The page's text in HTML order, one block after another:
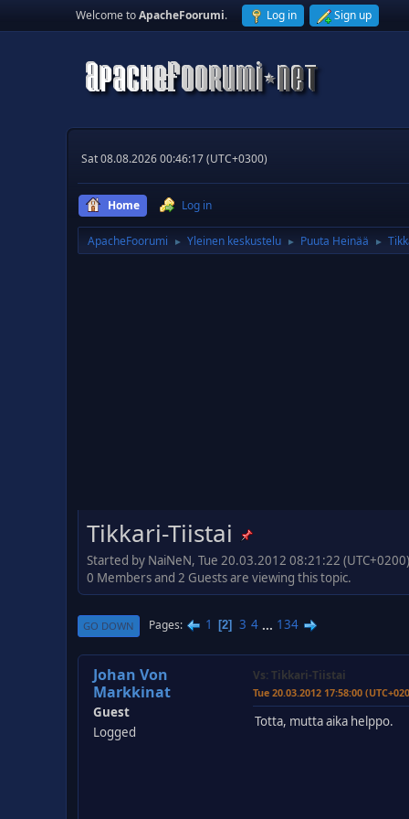
Welcome toApacheFoorumi. Log in Sign up
Sat 08.08.2026 00:46:17 (UTC+0300)
Home Log in
ApacheFoorumi ► Yleinen keskustelu ► Puuta Heinää ►
Tikkari-Tiistai
Started by NaiNeN, Tue 20.03.2012 08:21:22 (UTC+0200)
0 Members and 2 Guests are viewing this topic.
GO DOWN Pages 1 2 3 4 ... 134
Johan Von
Markkinat
Guest
Logged
Vs: Tikkari-Tiistai
Tue 20.03.2012 17:58:00
Totta, mutta aika helppo.